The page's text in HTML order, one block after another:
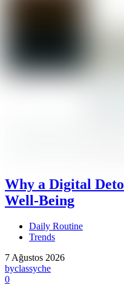
Why a Digital
Well-Being
Daily Routine
Trends
7 Ağustos 2026
byclassyche
0